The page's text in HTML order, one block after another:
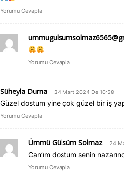
Yorumu Cevapla
Yorumu Cevapla
Süheyla Durna 24 Mart 2024 De 10:58
Güzel dostum yine çok güzel bir iş
Yorumu Cevapla
Ümmü Gülsüm Solmaz 24
Can’ım dostum senin
Yorumu Cevapla